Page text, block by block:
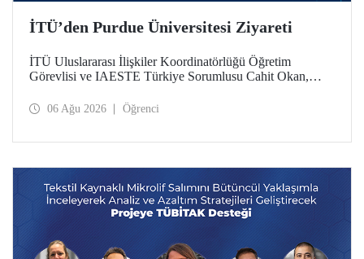
İTÜ’den Purdue Üniversitesi Ziyareti
İTÜ Uluslararası İlişkiler Koordinatörlüğü Öğretim
Görevlisi ve IAESTE Türkiye Sorumlusu Cahit Okan,
Temmuz tarihlerinde ABD’de dünyanın önde gelen
06 Ağu 2026 Öğrenci